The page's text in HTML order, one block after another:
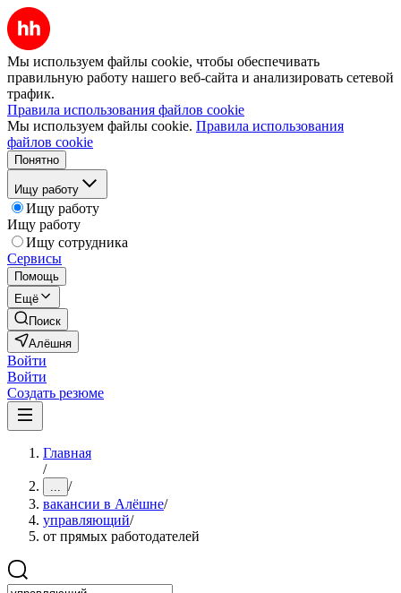
Мы используем файлы cookie, чтобы обеспечивать
правильную работу нашего веб-сайта и анализировать сетевой
трафик.
Правила использования файлов cookie
Мы используем файлы cookie. Правила использования
файлов cookie
Понятно
Ищу работу
Ищу работу
Ищу работу
Ищу сотрудника
Сервисы
Помощь
Ещё
Поиск
Алёшня
Войти
Войти
Создать резюме
Главная
/
... /
вакансии в Алёшне/
управляющий/
от прямых работодателей